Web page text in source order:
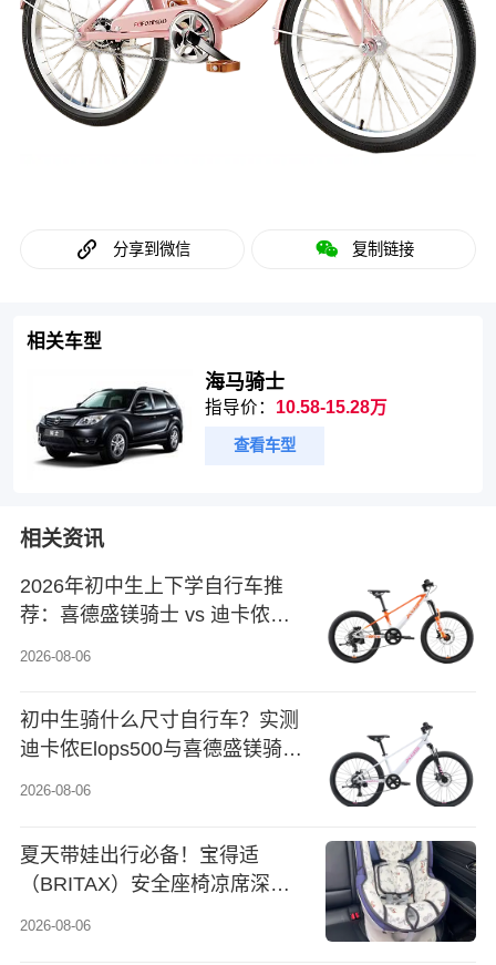
分享到微信 复制链接
相关车型
海马骑士
指导价： 10.58-15.28万
查看车型
相关资讯
2026年初中生上下学自行车推
荐：喜德盛镁骑士 vs 迪卡侬山
2026-08-06
初中生骑什么尺寸自行车？实测
迪卡侬Elops500与喜德盛镁骑士
2026-08-06
夏天带娃出行必备！宝得适
（BRITAX）安全座椅凉席深度
2026-08-06